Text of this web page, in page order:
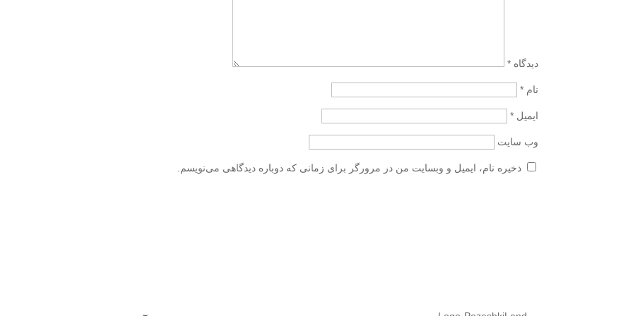
دیدگاه*
نام*
ایمیل*
وب‌ سایت
ذخیره نام، ایمیل و وبسایت من در مرورگر برای زمانی که دوباره دیدگاهی می‌نویسم.